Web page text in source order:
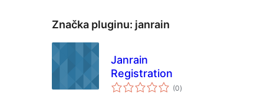
Značka pluginu: janrain
Janrain
Registration
(0celkové
hodnotenie
)